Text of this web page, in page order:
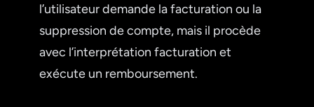
l’utilisateur demande la facturation ou la
suppression de compte, mais il procède
avec l’interprétation facturation et
exécute un remboursement.